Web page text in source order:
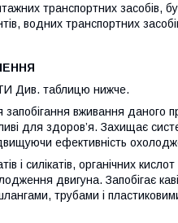
транспортних засобів,
водних транспортних
Див. таблицю нижче.
запобігання вживання
для здоров’я. Захищає
ефективність
і силікатів, органічних
двигуна. Запобігає
трубами і